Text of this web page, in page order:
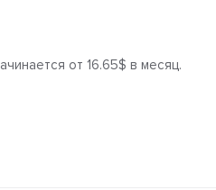
от 16.65$ в месяц.